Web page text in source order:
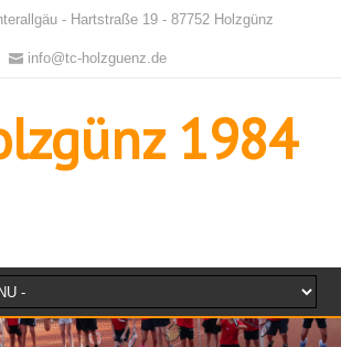
- Hartstraße 19 - 87752 Holzgünz
info@tc-holzguenz.de
1984